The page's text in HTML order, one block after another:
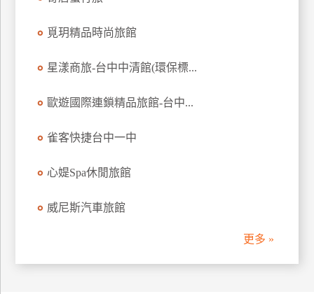
覓玥精品時尚旅館
星漾商旅-台中中清館(環保標...
歐遊國際連鎖精品旅館-台中...
雀客快捷台中一中
心媞Spa休閒旅館
威尼斯汽車旅館
更多 »